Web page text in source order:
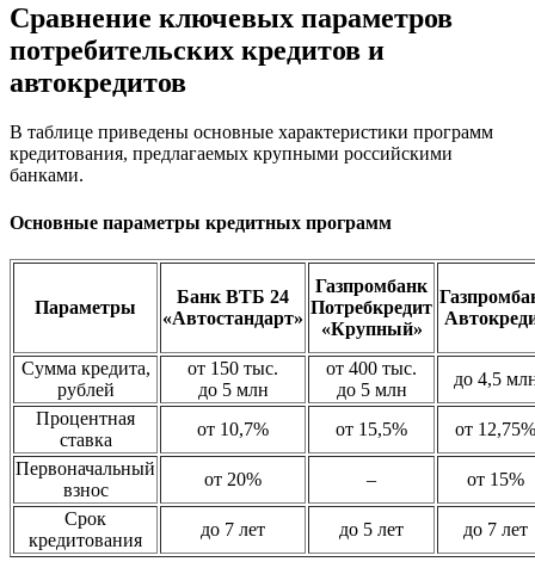
Сравнение ключевых параметров
потребительских кредитов и
автокредитов
В таблице приведены основные характеристики программ
кредитования, предлагаемых крупными российскими
банками.
Основные параметры кредитных программ
Параметры
Банк ВТБ 24
«Автостандарт»
Газпромбанк
Потребкредит
«Крупный»
Сумма кредита,
рублей
от 150 тыс.
до 5 млн
от 400 тыс.
до 5 млн
до 4,5
Процентная
ставка
от 10,7% от 15,5%
от 12,75%
Первоначальный
взнос
от 20% –
от 15%
Срок
кредитования
до 7 лет до 5 лет до 7 лет